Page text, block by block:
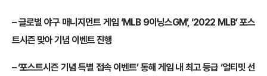
– 글로벌 야구 매니지먼트 게임 ‘MLB 9이닝스GM’, ‘2022 MLB’ 포스
트시즌 맞아 기념 이벤트 진행
– ‘포스트시즌 기념 특별 접속 이벤트’ 통해 게임 내 최고 등급 ‘얼티밋 선